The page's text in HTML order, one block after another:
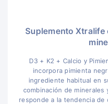
Suplemento
D3 + K2 + Calcio y
incorpora pimienta
ingrediente habitual en
combinación de
responde a la tendencia